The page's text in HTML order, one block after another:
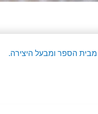
מבית הספר ומבעל היצירה.